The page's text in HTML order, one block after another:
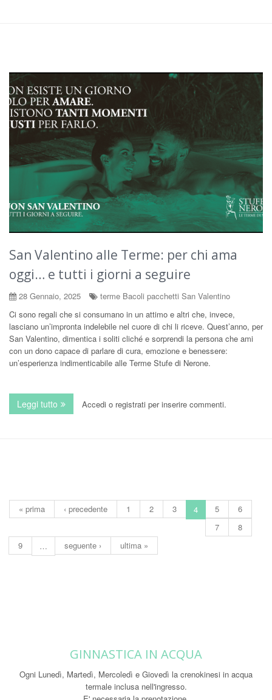
San Valentino alle Terme: per chi ama
oggi… e tutti i giorni a seguire
28 Gennaio, 2025
terme Bacoli pacchetti San Valentino
Ci sono regali che si consumano in un attimo e altri che, invece,
lasciano un’impronta indelebile nel cuore di chi li riceve. Quest’anno, per
San Valentino, dimentica i soliti cliché e sorprendi la persona che ami
con un dono capace di parlare di cura, emozione e benessere:
un’esperienza indimenticabile alle Terme Stufe di Nerone.
Leggi tutto su San Valentino alle Terme: per chi ama oggi… e tutti
Accedi o registrati per inserire commenti.
« prima ‹ precedente 1 2 3 4 5
6
7
8
9
… seguente › ultima »
GINNASTICA IN ACQUA
Ogni Lunedì, Martedì, Mercoledì e Giovedì la crenokinesi in acqua
termale inclusa nell'ingresso.